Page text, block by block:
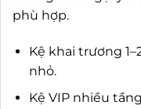
phù hợp.
Kệ khai trương
nhỏ.
Kệ VIP nhiều